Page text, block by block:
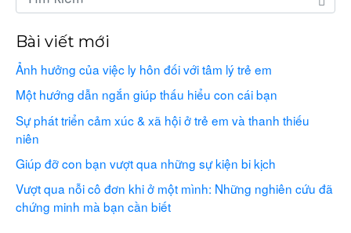
Bài viết mới
Ảnh hưởng của việc ly hôn đối với tâm lý trẻ em
Một hướng dẫn ngắn giúp thấu hiểu con cái bạn
Sự phát triển cảm xúc & xã hội ở trẻ em và thanh thiếu
niên
Giúp đỡ con bạn vượt qua những sự kiện bi kịch
Vượt qua nỗi cô đơn khi ở một mình: Những nghiên cứu đã
chứng minh mà bạn cần biết